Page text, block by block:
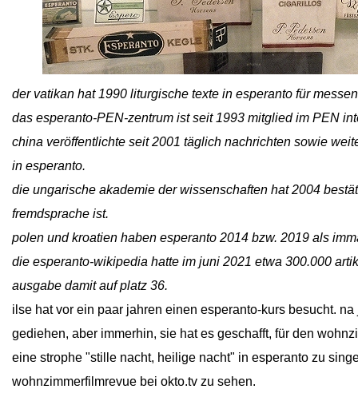
der vatikan hat 1990 liturgische texte in esperanto für
das esperanto-PEN-zentrum ist seit 1993 mitglied im PEN
china veröffentlichte seit 2001 täglich nachrichten sowie
in esperanto.
die ungarische akademie der wissenschaften hat 2004
fremdsprache ist.
polen und kroatien haben esperanto 2014 bzw. 2019 als
die esperanto-wikipedia hatte im juni 2021 etwa 300.000
ausgabe damit auf platz 36.
ilse hat vor ein paar jahren einen esperanto-kurs besucht.
gediehen, aber immerhin, sie hat es geschafft, für den
eine strophe "stille nacht, heilige nacht" in esperanto zu
wohnzimmerfilmrevue bei okto.tv zu sehen.